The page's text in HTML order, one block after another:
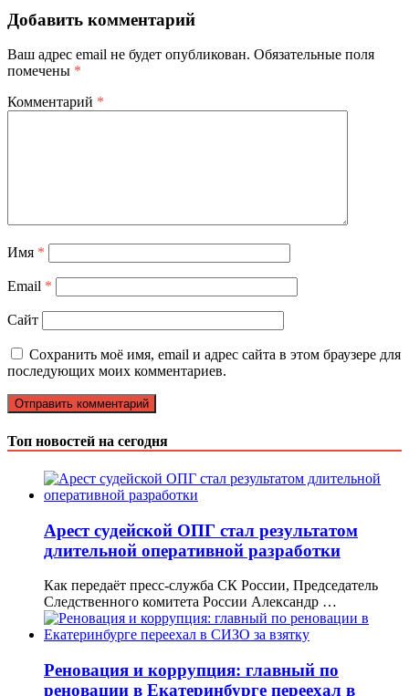
Добавить комментарий
Ваш адрес email не будет опубликован. Обязательные поля
помечены *
Комментарий *
Имя *
Email *
Сайт
Сохранить моё имя, email и адрес сайта в этом браузере для
последующих моих комментариев.
Топ новостей на сегодня
Арест судейской ОПГ стал результатом
длительной оперативной разработки
Как передаёт пресс-служба СК России, Председатель
Следственного комитета России Александр …
Реновация и коррупция: главный по
реновации в Екатеринбурге переехал в